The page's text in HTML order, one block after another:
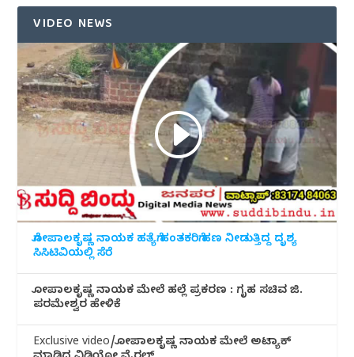
VIDEO NEWS
ಗೋಪಾಲಕೃಷ್ಣ ನಾಯಕ ಹತ್ಯೆಗೆ ಹಂತಕರಿಗೆ ಹಣ ನೀಡುತ್ತಿದ್ದ ದೃಶ್ಯ
ಸಿಸಿಟಿವಿಯಲ್ಲಿ ಸೆರೆ
ಗೋಪಾಲಕೃಷ್ಣ ನಾಯಕ ಮೇಲೆ ಹಲ್ಲೆ ಪ್ರಕರಣ : ಗೃಹ ಸಚಿವ ಜಿ.
ಪರಮೇಶ್ವರ ಹೇಳಿಕೆ
Exclusive video/ಗೋಪಾಲಕೃಷ್ಣ ನಾಯಕ ಮೇಲೆ ಅಟ್ಯಾಕ್